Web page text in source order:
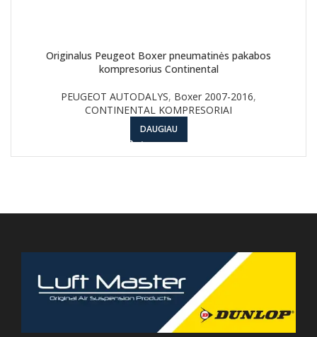
Originalus Peugeot Boxer pneumatinės pakabos
kompresorius Continental
PEUGEOT AUTODALYS, Boxer 2007-2016,
CONTINENTAL KOMPRESORIAI
DAUGIAU